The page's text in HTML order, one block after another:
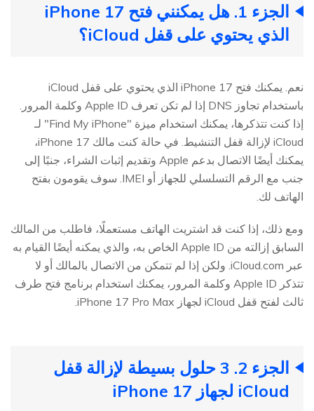
الجزء 1. هل يمكنني فتح iPhone 17
الذي يحتوي على قفل iCloud؟
نعم. يمكنك فتح iPhone 17 الذي يحتوي على قفل iCloud
باستخدام تجاوز DNS إذا لم تكن تعرف Apple ID وكلمة المرور.
إذا كنت تتذكرها، يمكنك استخدام ميزة "Find My iPhone" لـ
iCloud لإزالة قفل التنشيط. في حالة كنت مالك iPhone 17،
يمكنك أيضًا الاتصال بدعم Apple وتقديم إثبات الشراء، جنبًا إلى
جنب مع الرقم التسلسلي للجهاز أو IMEI. سوف يقومون بفتح
الهاتف لك.
ومع ذلك، إذا كنت قد اشتريت الهاتف مستعملًا، فاطلب من المالك
السابق إزالته من Apple ID الخاص به، والذي يمكنه أيضًا القيام به
عبر iCloud.com. ولكن إذا لم تتمكن من الاتصال بالمالك أو لا
تتذكر Apple ID وكلمة المرور، يمكنك استخدام برنامج فتح طرف
ثالث لفتح قفل iCloud لجهاز iPhone 17 Pro Max.
الجزء 2. 3 حلول بسيطة لإزالة قفل
iCloud لجهاز iPhone 17